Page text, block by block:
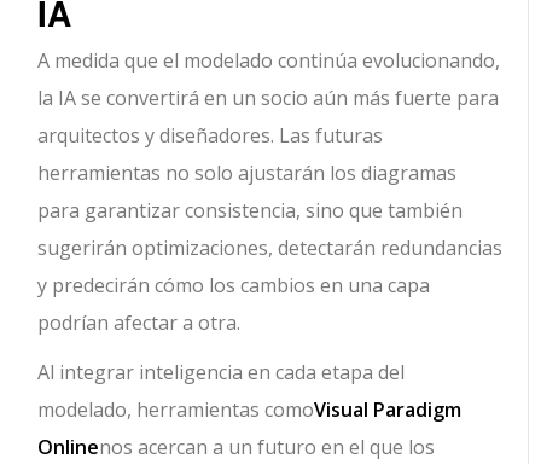
IA
A medida que el modelado continúa evolucionando,
la IA se convertirá en un socio aún más fuerte para
arquitectos y diseñadores. Las futuras
herramientas no solo ajustarán los diagramas
para garantizar consistencia, sino que también
sugerirán optimizaciones, detectarán redundancias
y predecirán cómo los cambios en una capa
podrían afectar a otra.
Al integrar inteligencia en cada etapa del
modelado, herramientas comoVisual Paradigm
Onlinenos acercan a un futuro en el que los